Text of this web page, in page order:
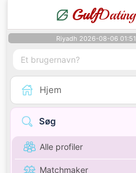
GulfDating
Riyadh 2026-08-06 01:51
Hjem
Søg
Alle profiler
Matchmaker